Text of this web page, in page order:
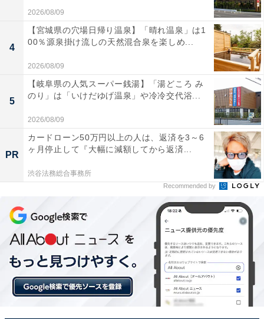
2026/08/09
4
【宮城県の穴場日帰り温泉】「晴れ温泉」は1
00％源泉掛け流しの天然混合泉を楽しめ...
2026/08/09
5
【岐阜県の人気スーパー銭湯】「湯どころ み
のり」は「いけだゆげ温泉」や冷冷交代浴...
2026/08/09
PR
カードローン50万円以上の人は、返済を3～6
ヶ月停止して『大幅に減額してから返済...
渋谷法務総合事務所
Recommended by